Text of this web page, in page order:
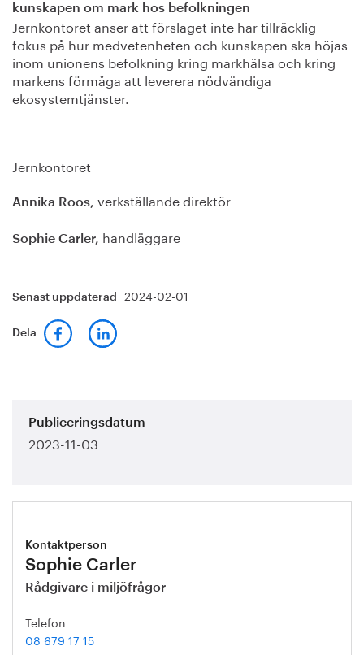
kunskapen om mark hos befolkningen
Jernkontoret anser att förslaget inte har tillräcklig
fokus på hur medvetenheten och kunskapen ska höjas
inom unionens befolkning kring markhälsa och kring
markens förmåga att leverera nödvändiga
ekosystemtjänster.
Jernkontoret
Annika Roos, verkställande direktör
Sophie Carler, handläggare
Senast uppdaterad 2024-02-01
Dela
Publiceringsdatum
2023-11-03
Kontaktperson
Sophie Carler
Rådgivare i miljöfrågor
Telefon
08 679 17 15